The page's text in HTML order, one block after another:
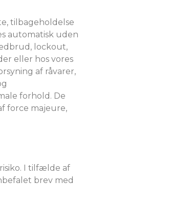
tilbageholdelse
automatisk uden
lockout,
eller hos vores
af råvarer,
forhold. De
force majeure,
I tilfælde af
brev med